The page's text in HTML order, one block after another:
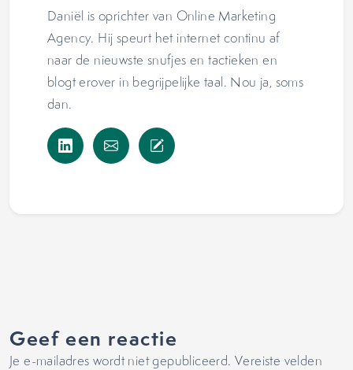
Daniël is oprichter van Online Marketing
Agency. Hij speurt het internet continu af
naar de nieuwste snufjes en tactieken en
blogt erover in begrijpelijke taal. Nou ja, soms
dan.
Geef een reactie
Je e-mailadres wordt niet gepubliceerd. Vereiste velden